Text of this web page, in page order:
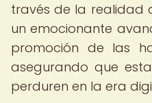
través de la realidad
un emocionante
promoción de las
asegurando que
perduren en la era